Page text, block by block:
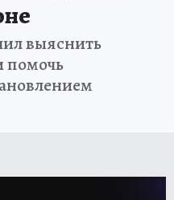
выяснить
помочь